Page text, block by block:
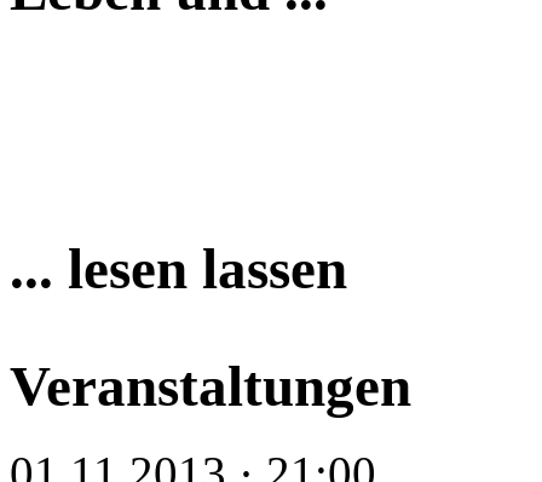
... lesen lassen
Veranstaltungen